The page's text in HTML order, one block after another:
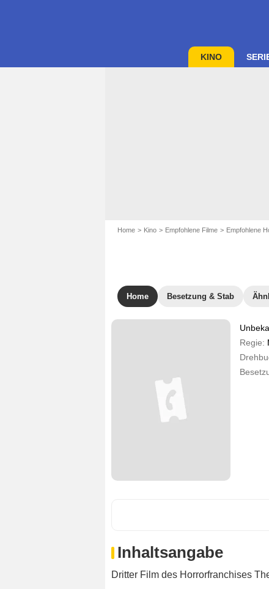
KINO
Home Kino Empfohlene Filme Empfohlene
Home Besetzung & Stab
Regie:
Inhaltsangabe
Dritter Film des Horrorfranchises